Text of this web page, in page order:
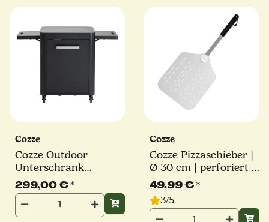
Cozze
Cozze Outdoor
Unterschrank
Außenküche Tisch,
schwarz
299,00 €*
Cozze
Cozze Pizzaschieber |
Ø 30 cm | perforiert |
Stiel 36cm | eckig
49,99 €*
3/5